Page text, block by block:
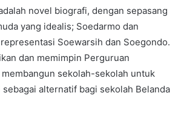
novel biografi, dengan sepasang
yang idealis; Soedarmo dan
Soewarsih dan Soegondo.
dan memimpin Perguruan
membangun sekolah-sekolah untuk
alternatif bagi sekolah Belanda